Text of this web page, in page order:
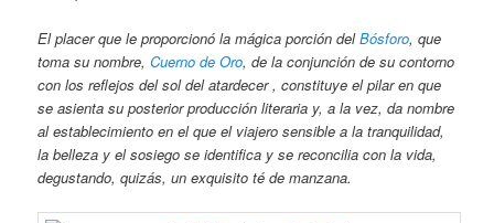
El placer que le proporcionó la mágica porción delBósforo, que
toma su nombre,Cuerno de Oro, de la conjunción de su contorno
con los reflejos del sol del atardecer , constituye el pilar en que
se asienta su posterior producción literaria y, a la vez, da nombre
al establecimiento en el que el viajero sensible a la tranquilidad,
la belleza y el sosiego se identifica y se reconcilia con la vida,
degustando, quizás, un exquisito té de manzana.